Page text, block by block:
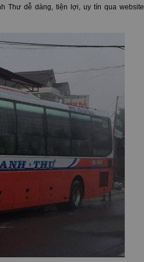
Thư dễ dàng, tiện lợi, uy tín qua website